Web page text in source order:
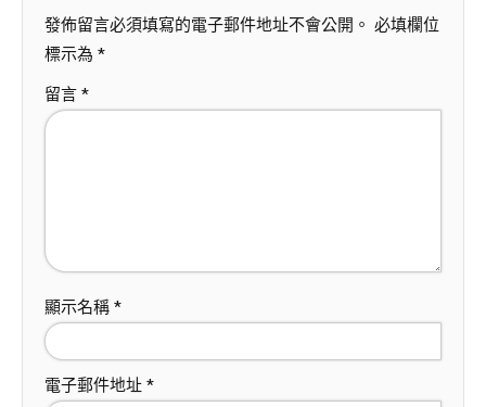
發佈留言必須填寫的電子郵件地址不會公開。 必填欄位
標示為 *
留言 *
顯示名稱 *
電子郵件地址 *